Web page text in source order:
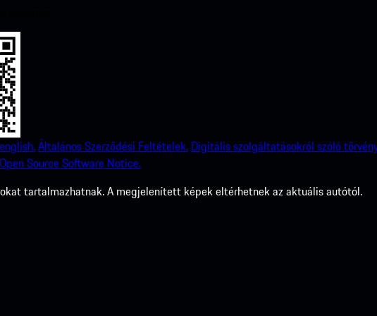
english.Általános Szerződési Feltételek. Digitális szolgáltatásokról szóló
Open Source Software Notice.
tartalmazhatnak. A megjelenített képek eltérhetnek az aktuális autótól.